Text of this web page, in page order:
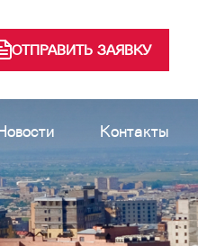
ОТПРАВИТЬ ЗАЯВКУ
Контакты